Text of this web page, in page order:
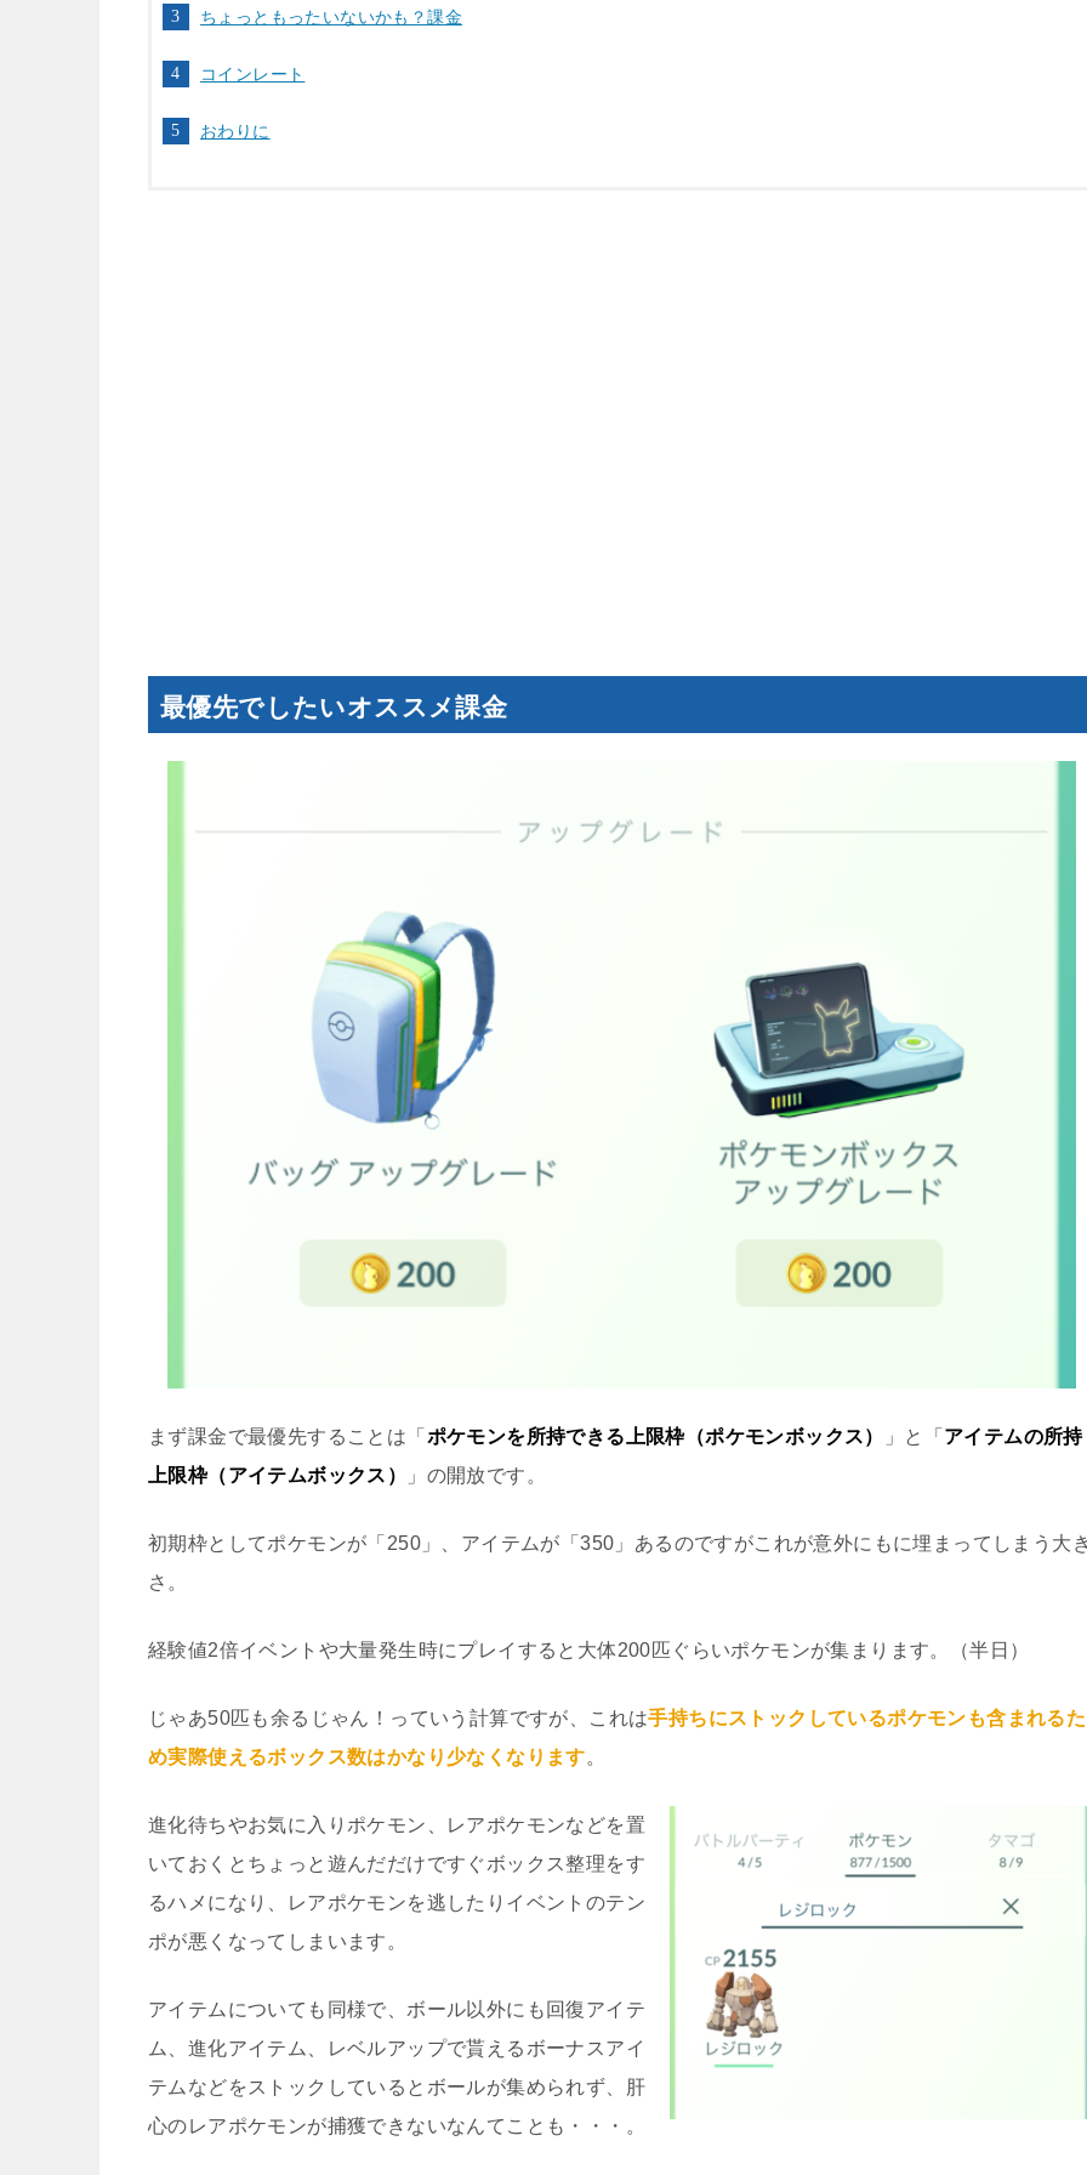
ちょっともったいないかも？課金
コインレート
おわりに
最優先でしたいオススメ課金
まず課金で最優先することは「 ポケモンを所持できる上限枠（ポケモンボックス） 」と「 アイテムの所持
上限枠（アイテムボックス）
」の開放です。
初期枠としてポケモンが「250」、アイテムが「350」あるのですがこれが意外にもに埋まってしまう大
さ。
経験値2倍イベントや大量発生時にプレイすると大体200匹ぐらいポケモンが集まります。（半日）
じゃあ50匹も余るじゃん！っていう計算ですが、これは手持ちにストックしているポケモンも含まれるた
め実際使えるボックス数はかなり少なくなります。
進化待ちやお気に入りポケモン、レアポケモンなどを置
いておくとちょっと遊んだだけですぐボックス整理をす
るハメになり、レアポケモンを逃したりイベントのテン
ポが悪くなってしまいます。
アイテムについても同様で、ボール以外にも回復アイテ
ム、進化アイテム、レベルアップで貰えるボーナスアイ
テムなどをストックしているとボールが集められず、肝
心のレアポケモンが捕獲できないなんてことも・・・。